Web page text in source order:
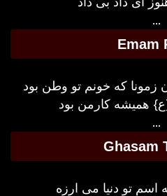
...
Emam
زمونا که خونم تو وطن بود
همیشه کارمن بود
...
Ghasam
تو دنیا می ارزه